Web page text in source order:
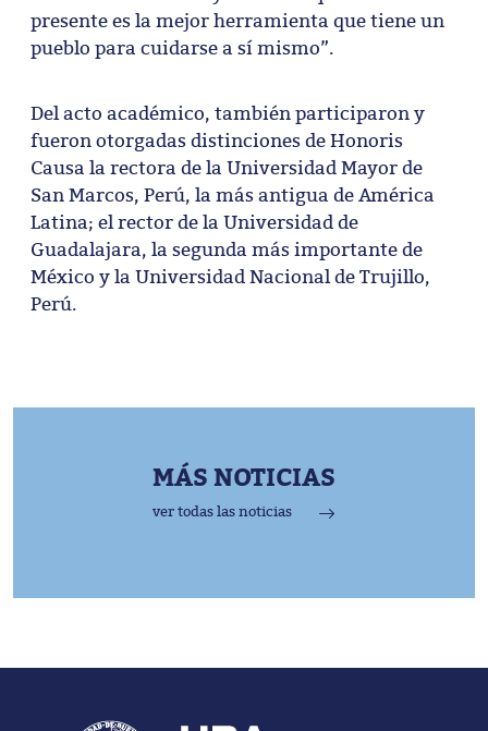
presente es la mejor herramienta que tiene un
pueblo para cuidarse a sí mismo”.
Del acto académico, también participaron y
fueron otorgadas distinciones de Honoris
Causa la rectora de la Universidad Mayor de
San Marcos, Perú, la más antigua de América
Latina; el rector de la Universidad de
Guadalajara, la segunda más importante de
México y la Universidad Nacional de Trujillo,
Perú.
MÁS NOTICIAS
ver todas las noticias